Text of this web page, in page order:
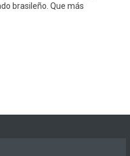
brasileño. Que más